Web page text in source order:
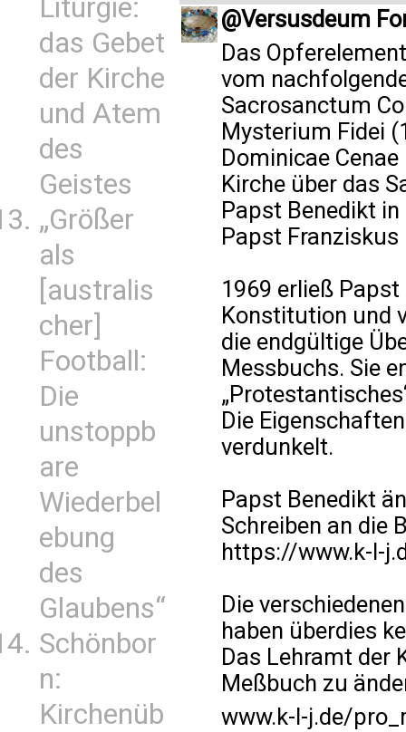
Liturgie:
das Gebet
der Kirche
und Atem
des
Geistes
„Größer
als
[australis
cher]
Football:
Die
unstoppb
are
Wiederbel
ebung
des
Glaubens“
Schönbor
n:
Kirchenüb
@Versusdeum
Das
vom
Sacrosanctum
Mysterium Fidei
Dominicae
Kirche über das
Papst Benedikt
Papst Franziskus
1969 erließ
Konstitution und
die endgültige
Messbuchs. Sie
Die
verdunkelt.
Papst Benedikt
Schreiben an die
https://www.k-l-
Die
haben überdies
Das Lehramt der
Meßbuch zu
www.k-l-j.de/